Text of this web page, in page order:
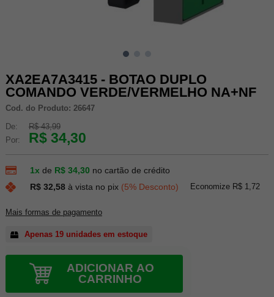
XA2EA7A3415 - BOTAO DUPLO
COMANDO VERDE/VERMELHO NA+NF
Cod. do Produto: 26647
De:
R$ 43,99
Por:
R$ 34,30
1x de R$ 34,30 no cartão de crédito
R$ 32,58 à vista no pix (5% Desconto) Economize R$ 1,72
Mais formas de pagamento
Apenas 19 unidades em estoque
ADICIONAR AO
CARRINHO